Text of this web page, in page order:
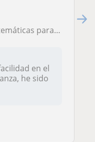
menores de 16 años
en el
he sido